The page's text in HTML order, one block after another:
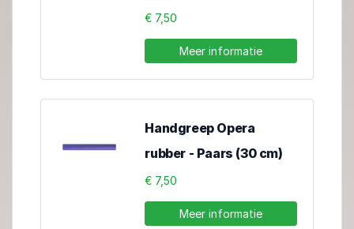
€ 7,50
Meer informatie
Handgreep Opera
rubber - Paars (30 cm)
€ 7,50
Meer informatie